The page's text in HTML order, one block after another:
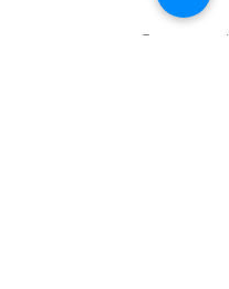
Дивитися всі